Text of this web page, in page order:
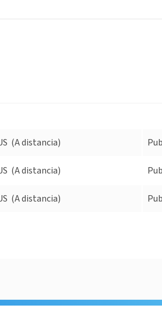
(A distancia)
(A distancia)
(A distancia)